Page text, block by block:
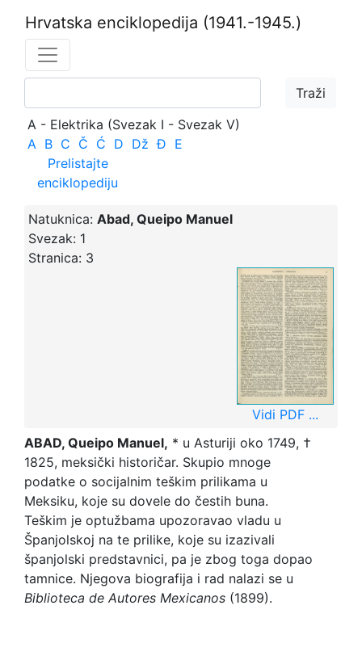
Hrvatska enciklopedija (1941.-1945.)
A - Elektrika (Svezak I - Svezak V)
A B C Č Ć D Dž Đ E
Prelistajte
enciklopediju
Natuknica: Abad, Queipo Manuel
Svezak: 1
Stranica: 3
Vidi PDF ...
ABAD, Queipo Manuel, * u Asturiji oko 1749, †
1825, meksički historičar. Skupio mnoge
podatke o socijalnim teškim prilikama u
Meksiku, koje su dovele do čestih buna.
Teškim je optužbama upozoravao vladu u
Španjolskoj na te prilike, koje su izazivali
španjolski predstavnici, pa je zbog toga dopao
tamnice. Njegova biografija i rad nalazi se u
Biblioteca de Autores Mexicanos (1899).